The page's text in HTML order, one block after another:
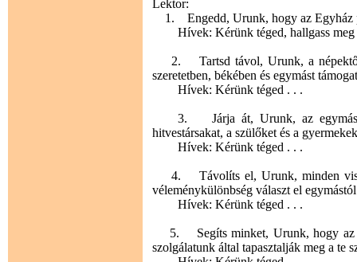
Lektor:
1. Engedd, Urunk, hogy az Egyház
Hívek: Kérünk téged, hallgass meg
2. Tartsd távol, Urunk, a népektől
szeretetben, békében és egymást
Hívek: Kérünk téged . . .
3. Járja át, Urunk, az egymás
hitvestársakat, a szülőket és a
Hívek: Kérünk téged . . .
4. Távolíts el, Urunk, minden
véleménykülönbség választ el
Hívek: Kérünk téged . . .
5. Segíts minket, Urunk, hogy az
szolgálatunk által tapasztalják meg a te